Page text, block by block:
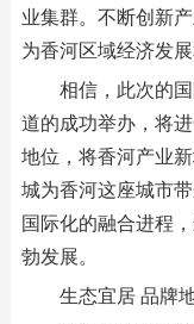
业集群。不断创新
为香河区域经济发
相信，此次的
道的成功举办，将
地位，将香河产业
城为香河这座城市
国际化的融合进程
勃发展。
生态宜居 品牌